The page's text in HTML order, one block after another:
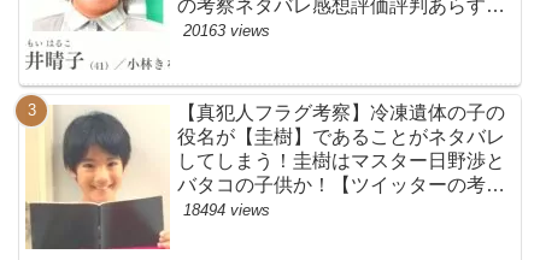
の考察ネタバレ感想評価評判あらすじ
原作犯人キャスト黒幕伏線まとめ・鴨
20163 views
【真犯人フラグ考察】冷凍遺体の子の
役名が【圭樹】であることがネタバレ
してしまう！圭樹はマスター日野渉と
バタコの子供か！【ツイッターの考察
ネタバレ感想評価評判あらすじ原作犯
18494 views